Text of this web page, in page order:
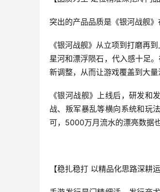
突出的产品品质是《银河战舰》
《银河战舰》从立项到打磨再
星河和漂浮陨石，代入感十足
新调整，从而让游戏覆盖到大
《银河战舰》上线后，研发和
战、叛军暴乱等横向系统和玩
可，5000万月流水的漂亮数据
【稳扎稳打 以精品化思路深耕运